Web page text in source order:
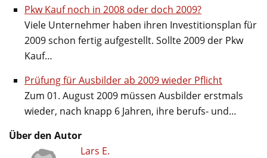
Pkw Kauf noch in 2008 oder doch 2009?
Viele Unternehmer haben ihren Investitionsplan für
2009 schon fertig aufgestellt. Sollte 2009 der Pkw
Kauf…
Prüfung für Ausbilder ab 2009 wieder Pflicht
Zum 01. August 2009 müssen Ausbilder erstmals
wieder, nach knapp 6 Jahren, ihre berufs- und…
Über den Autor
Lars E.